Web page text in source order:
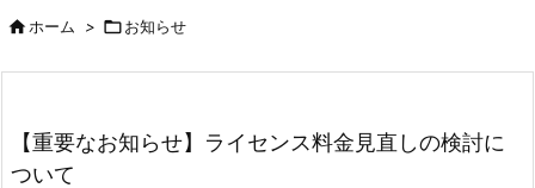
前へ
ホーム > お知らせ
【重要なお知らせ】ライセンス料金見直しの検討に
ついて